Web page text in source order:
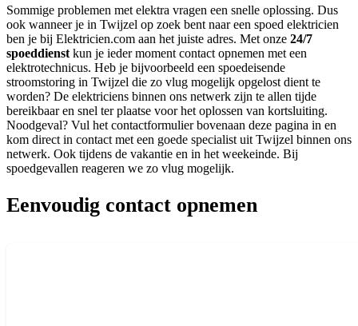
Sommige problemen met elektra vragen een snelle oplossing. Dus
ook wanneer je in Twijzel op zoek bent naar een spoed elektricien
ben je bij Elektricien.com aan het juiste adres. Met onze 24/7
spoeddienst kun je ieder moment contact opnemen met een
elektrotechnicus. Heb je bijvoorbeeld een spoedeisende
stroomstoring in Twijzel die zo vlug mogelijk opgelost dient te
worden? De elektriciens binnen ons netwerk zijn te allen tijde
bereikbaar en snel ter plaatse voor het oplossen van kortsluiting.
Noodgeval? Vul het contactformulier bovenaan deze pagina in en
kom direct in contact met een goede specialist uit Twijzel binnen ons
netwerk. Ook tijdens de vakantie en in het weekeinde. Bij
spoedgevallen reageren we zo vlug mogelijk.
Eenvoudig contact opnemen